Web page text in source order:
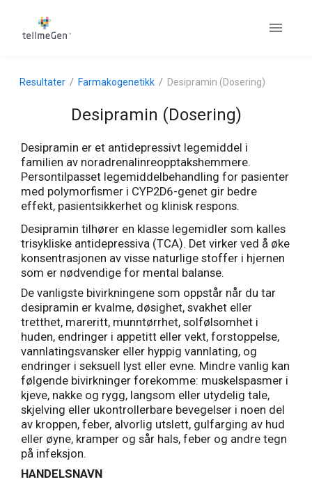
Resultater Farmakogenetikk Desipramin (Dosering)
Desipramin (Dosering)
Desipramin er et antidepressivt legemiddel i
familien av noradrenalinreopptakshemmere.
Persontilpasset legemiddelbehandling for pasienter
med polymorfismer i CYP2D6-genet gir bedre
effekt, pasientsikkerhet og klinisk respons.
Desipramin tilhører en klasse legemidler som kalles
trisykliske antidepressiva (TCA). Det virker ved å øke
konsentrasjonen av visse naturlige stoffer i hjernen
som er nødvendige for mental balanse.
De vanligste bivirkningene som oppstår når du tar
desipramin er kvalme, døsighet, svakhet eller
tretthet, mareritt, munntørrhet, solfølsomhet i
huden, endringer i appetitt eller vekt, forstoppelse,
vannlatingsvansker eller hyppig vannlating, og
endringer i seksuell lyst eller evne. Mindre vanlig kan
følgende bivirkninger forekomme: muskelspasmer i
kjeve, nakke og rygg, langsom eller utydelig tale,
skjelving eller ukontrollerbare bevegelser i noen del
av kroppen, feber, alvorlig utslett, gulfarging av hud
eller øyne, kramper og sår hals, feber og andre tegn
på infeksjon.
HANDELSNAVN